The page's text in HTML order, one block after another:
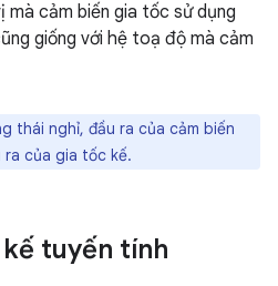
mà cảm biến gia tốc sử dụng
giống với hệ toạ độ mà cảm
thái nghỉ, đầu ra của cảm biến
của gia tốc kế.
tuyến tính